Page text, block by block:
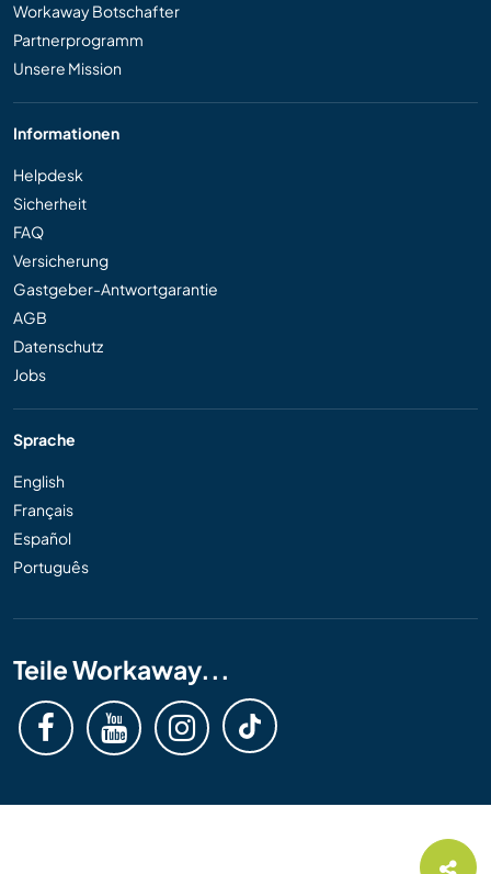
Workaway Botschafter
Partnerprogramm
Unsere Mission
Informationen
Helpdesk
Sicherheit
FAQ
Versicherung
Gastgeber-Antwortgarantie
AGB
Datenschutz
Jobs
Sprache
English
Français
Español
Português
Teile Workaway...